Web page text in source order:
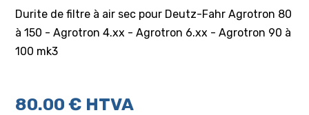
Durite de filtre à air sec pour Deutz-Fahr Agrotron 80
à 150 - Agrotron 4.xx - Agrotron 6.xx - Agrotron 90 à
100 mk3
80.00 € HTVA